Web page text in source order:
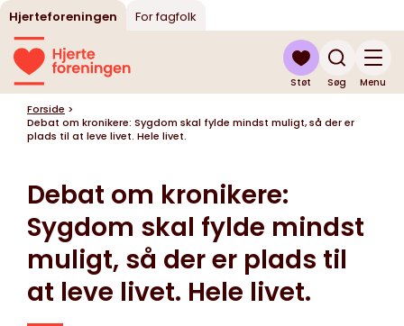
Hjerteforeningen For fagfolk
Søg
Støt Menu
Forside >
Debat om kronikere: Sygdom skal fylde mindst muligt, så der er
plads til at leve livet. Hele livet.
Debat om kronikere:
Sygdom skal fylde mindst
muligt, så der er plads til
at leve livet. Hele livet.